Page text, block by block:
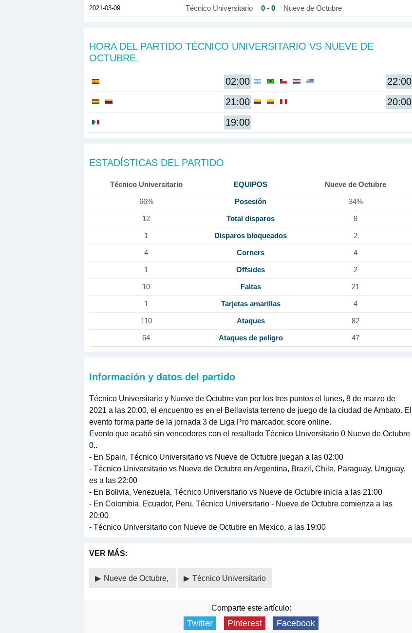
2021-03-09 Técnico Universitario 0 - 0 Nueve de Octubre
HORA DEL PARTIDO TÉCNICO UNIVERSITARIO VS NUEVE DE
OCTUBRE.
02:00
22:00
21:00
20:00
19:00
ESTADÍSTICAS DEL PARTIDO
Técnico Universitario EQUIPOS Nueve de Octubre
66% Posesión 34%
12 Total disparos 8
1 Disparos bloqueados 2
4 Corners 4
1 Offsides 2
10 Faltas 21
1 Tarjetas amarillas 4
110 Ataques 82
64 Ataques de peligro 47
Información y datos del partido
Técnico Universitario y Nueve de Octubre van por los tres puntos el lunes, 8 de marzo de
2021 a las 20:00, el encuentro es en el Bellavista terreno de juego de la ciudad de Ambato. El
evento forma parte de la jornada 3 de Liga Pro marcador, score online.
Evento que acabó sin vencedores con el resultado Técnico Universitario 0 Nueve de Octubre
0..
- En Spain, Técnico Universitario vs Nueve de Octubre juegan a las 02:00
- Técnico Universitario vs Nueve de Octubre en Argentina, Brazil, Chile, Paraguay, Uruguay,
es a las 22:00
- En Bolivia, Venezuela, Técnico Universitario vs Nueve de Octubre inicia a las 21:00
- En Colombia, Ecuador, Peru, Técnico Universitario - Nueve de Octubre comienza a las
20:00
- Técnico Universitario con Nueve de Octubre en Mexico, a las 19:00
VER MÁS:
Nueve de Octubre, Técnico Universitario
Comparte este artículo:
Twitter Pinterest Facebook